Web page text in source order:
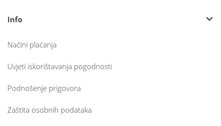
Info
Načini plaćanja
Uvjeti iskorištavanja pogodnosti
Podnošenje prigovora
Zaštita osobnih podataka